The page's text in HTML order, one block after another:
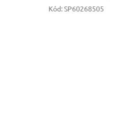
Kód:SP60268505